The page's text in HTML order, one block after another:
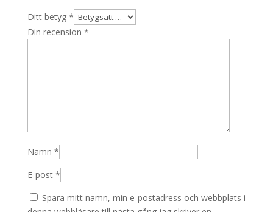
Ditt betyg *
Din recension *
Namn *
E-post *
Spara mitt namn, min e-postadress och webbplats i